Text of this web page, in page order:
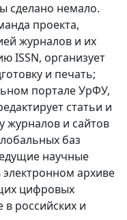
сделано немало.
проекта,
журналов и их
ISSN, организует
и печать;
портале УрФУ,
статьи и
журналов и сайтов
баз
научные
архиве
цифровых
в российских и